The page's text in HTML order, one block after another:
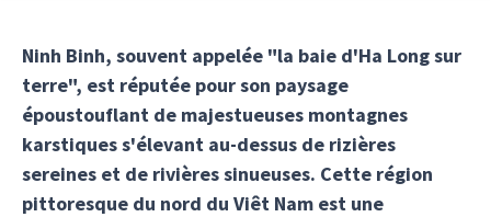
Ninh Binh, souvent appelée "la baie d'Ha Long sur
terre", est réputée pour son paysage
époustouflant de majestueuses montagnes
karstiques s'élevant au-dessus de rizières
sereines et de rivières sinueuses. Cette région
pittoresque du nord du Viêt Nam est une